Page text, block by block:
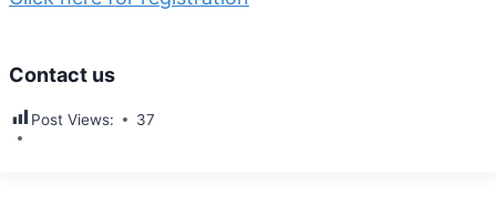
Contact us
Post Views: 37